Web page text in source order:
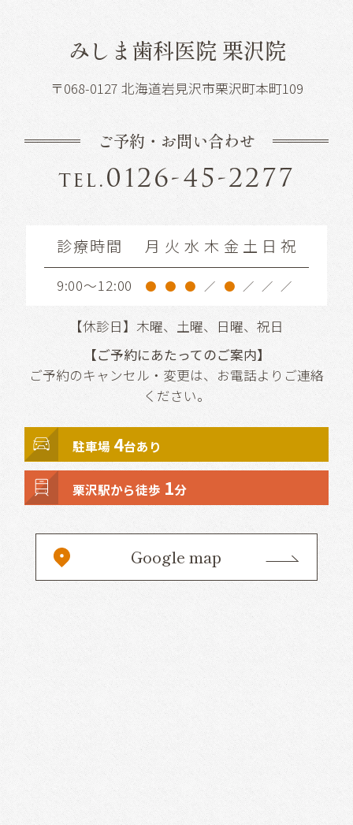
みしま歯科医院 栗沢院
〒068-0127 北海道岩見沢市栗沢町本町109
ご予約・お問い合わせ
tel.0126-45-2277
診療時間 月 火 水 木 金 土 日 祝
9:00～12:00 ● ● ● ／ ● ／ ／ ／
【休診日】木曜、土曜、日曜、祝日
【ご予約にあたってのご案内】
ご予約のキャンセル・変更は、お電話よりご連絡
ください。
駐車場 4台あり
栗沢駅から徒歩 1分
Google map